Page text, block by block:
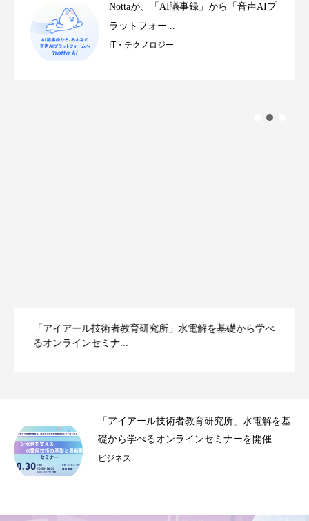
Nottaが、「AI議事録」から「音声AIプ
ラットフォー...
IT・テクノロジー
「アイアール技術者教育研究所」水電解を基礎から学べ
るオンラインセミナ...
「アイアール技術者教育研究所」水電解を基
礎から学べるオンラインセミナーを開催
ビジネス